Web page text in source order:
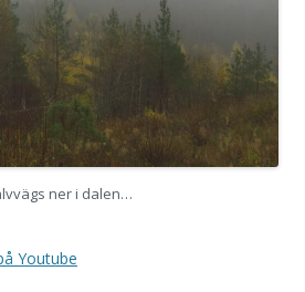
ner i dalen…
Youtube